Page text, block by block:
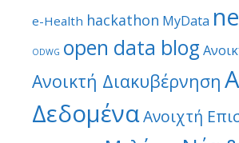
e-Health hackathon MyData
ODWG open data blog
Ανοικτή Διακυβέρνηση
ΔεδομέναΑνοιχτή